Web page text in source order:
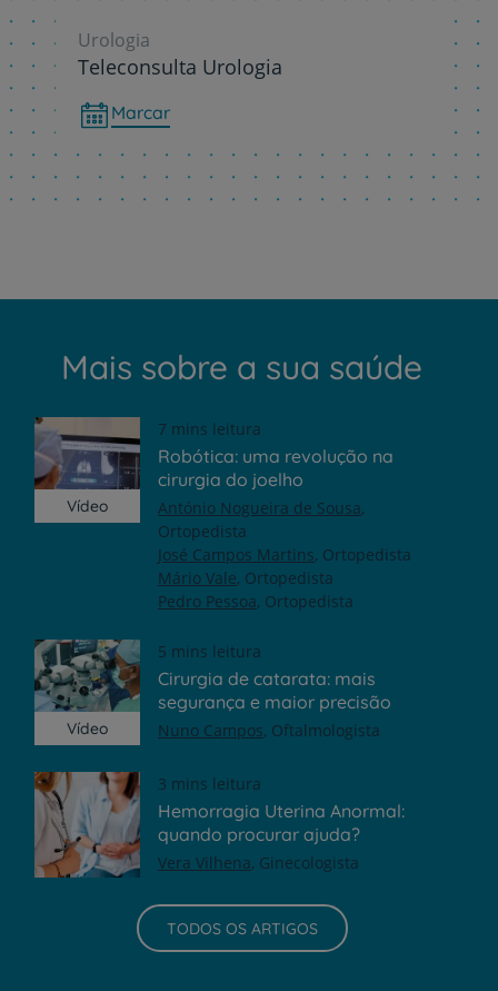
Urologia
Teleconsulta Urologia
Marcar
Mais sobre a sua saúde
Vídeo
7 mins leitura
Robótica: uma revolução na
cirurgia do joelho
António Nogueira de Sousa
Ortopedista
José Campos Martins Ortopedista
Mário Vale Ortopedista
Pedro Pessoa Ortopedista
Vídeo
5 mins leitura
Cirurgia de catarata: mais
segurança e maior precisão
Nuno Campos Oftalmologista
3 mins leitura
Hemorragia Uterina Anormal:
quando procurar ajuda?
Vera Vilhena Ginecologista
TODOS OS ARTIGOS